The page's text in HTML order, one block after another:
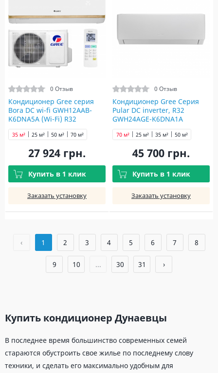
0 Отзыв
Кондиционер Gree серия
Bora DC wi-fi GWH12AAB-
K6DNA5A (Wi-Fi) R32
25 м²
35 м² 50 м² 70 м²
27 924 грн.
Купить в 1 клик
Заказать установку
0 Отзыв
Кондиционер Gree Серия
Pular DC inverter, R32
GWH24AGE-K6DNA1A
25 м² 35 м² 50 м²
70 м²
45 700 грн.
Купить в 1 клик
Заказать установку
‹ 1 2 3 4 5 6 7 8
9 10 ... 30 31 ›
Купить кондиционер Дунаевцы
В последнее время большинство современных семей
стараются обустроить свое жилье по последнему слову
техники, и сделать его максимально удобным для